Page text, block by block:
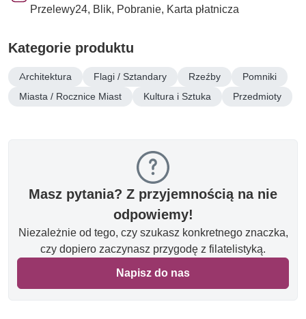
Przelewy24, Blik, Pobranie, Karta płatnicza
Kategorie produktu
Architektura Flagi / Sztandary Rzeźby
Pomniki
Miasta / Rocznice Miast
Kultura i Sztuka Przedmioty
Masz pytania? Z przyjemnością na nie
odpowiemy!
Niezależnie od tego, czy szukasz konkretnego znaczka,
czy dopiero zaczynasz przygodę z filatelistyką.
Napisz do nas